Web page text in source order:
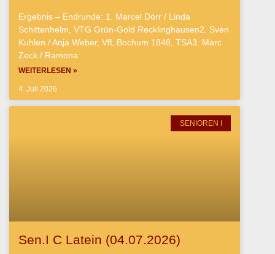
Ergebnis – Endrunde: 1. Marcel Dörr / Linda
Schittenhelm, VTG Grün-Gold Recklinghausen2. Sven
Kuhlen / Anja Weber, VfL Bochum 1848, TSA3. Marc
Zeck / Ramona
WEITERLESEN »
4. Juli 2026
SENIOREN I
Sen.I C Latein (04.07.2026)